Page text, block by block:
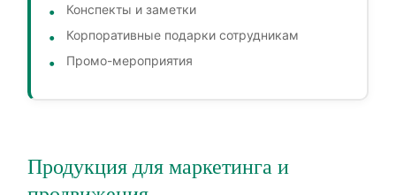
Конспекты и заметки
Корпоративные подарки сотрудникам
Промо-мероприятия
Продукция для маркетинга и